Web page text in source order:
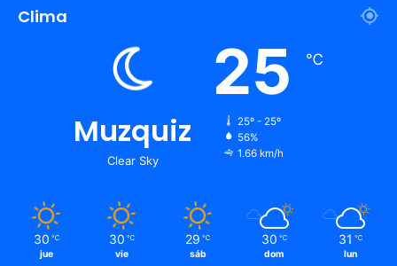
Clima
Muzquiz
Clear Sky
25 ℃
25º - 25º
56%
1.66 km/h
30 ℃
jue
30 ℃
vie
29 ℃
sáb
30 ℃
dom
31 ℃
lun